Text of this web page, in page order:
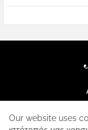
Our website uses